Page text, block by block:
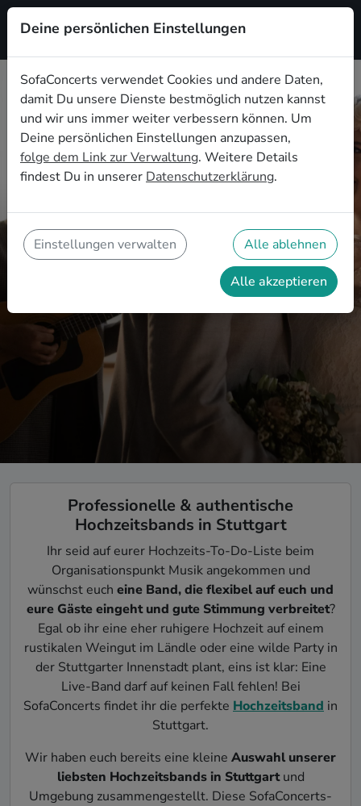
Registrieren
Eure Hochzeitsband in Stuttgart
unvergessliche Hochzeitsfeier
Professionelle & authentische
Hochzeitsbands in Stuttgart
Ihr seid auf eurer Hochzeits-To-Do-Liste beim
Organisationspunkt Musik angekommen und
wünschst euch eine Band, die flexibel auf euch und
eure Gäste eingeht und gute Stimmung verbreitet?
Egal ob ihr eine eher ruhigere Hochzeit auf einem
rustikalen Weingut im Ländle oder eine wilde Party in
der Stuttgarter Innenstadt plant, eins ist klar: Eine
Live-Band darf auf keinen Fall fehlen! Bei
SofaConcerts findet ihr die perfekte Hochzeitsband in
Stuttgart.
Wir haben euch bereits eine kleine Auswahl unserer
liebsten Hochzeitsbands in Stuttgartund
Umgebung zusammengestellt. Diese SofaConcerts-
Deine persönlichen Einstellungen
SofaConcerts verwendet Cookies und andere Daten,
damit Du unsere Dienste bestmöglich nutzen kannst
und wir uns immer weiter verbessern können. Um
Deine persönlichen Einstellungen anzupassen,
folge dem Link zur Verwaltung. Weitere Details
findest Du in unserer Datenschutzerklärung.
Einstellungen verwalten Alle ablehnen
Alle akzeptieren